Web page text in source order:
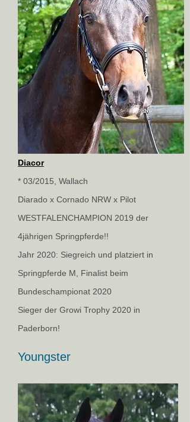
Diacor
* 03/2015, Wallach
Diarado x Cornado NRW ​ x Pilot
WESTFALENCHAMPION 2019 der
4jährigen Springpferde!!
Jahr 2020: Siegreich und platziert in
Springpferde M, Finalist beim
Bundeschampionat 2020
Sieger der Growi Trophy 2020 in
Paderborn!
Youngster